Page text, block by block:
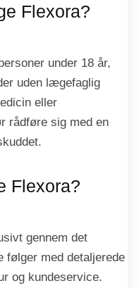
Flexora?
under 18 år,
uden lægefaglig
eller
rådføre sig med en
Flexora?
gennem det
følger med detaljerede
og kundeservice.